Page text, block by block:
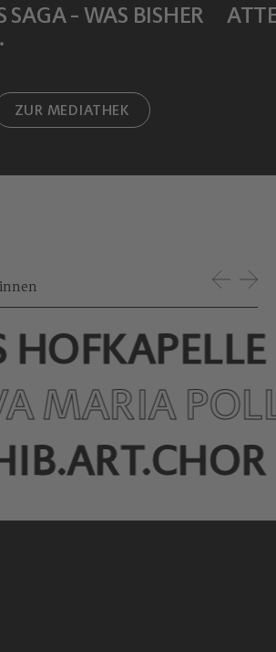
SAGA - WAS BISHER
ZUR MEDIATHEK
HOFKAPELLE
MARIA